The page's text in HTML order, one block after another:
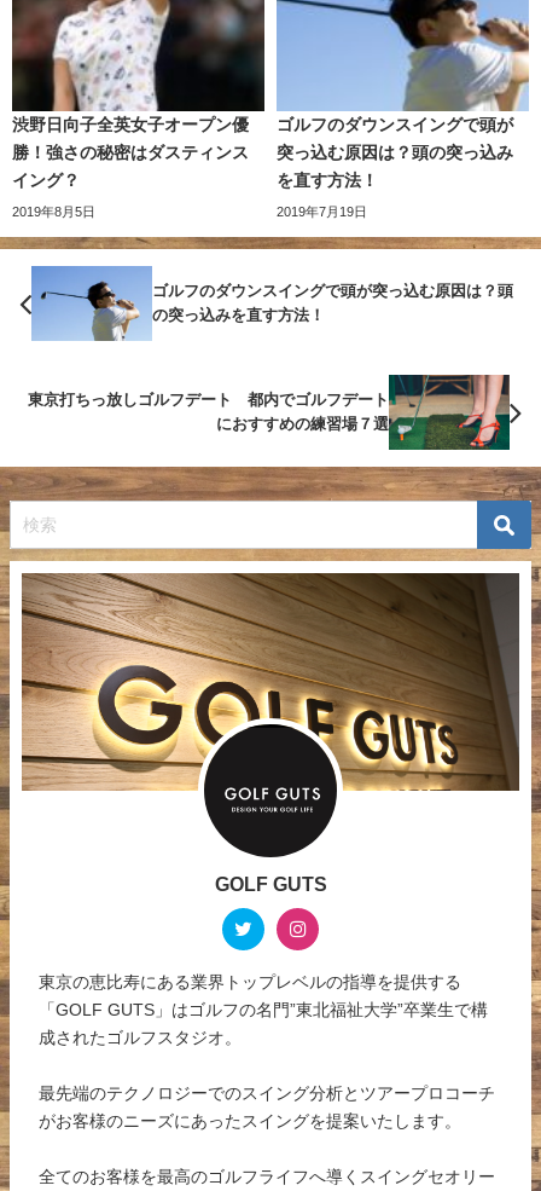
渋野日向子全英女子オープン優
勝！強さの秘密はダスティンス
イング？
2019年8月5日
ゴルフのダウンスイングで頭が
突っ込む原因は？頭の突っ込み
を直す方法！
2019年7月19日
ゴルフのダウンスイングで頭が突っ込む原因は？頭
の突っ込みを直す方法！
東京打ちっ放しゴルフデート 都内でゴルフデート
におすすめの練習場７選
GOLF GUTS
東京の恵比寿にある業界トップレベルの指導を提供する
「GOLF GUTS」はゴルフの名門”東北福祉大学”卒業生で構
成されたゴルフスタジオ。
最先端のテクノロジーでのスイング分析とツアープロコーチ
がお客様のニーズにあったスイングを提案いたします。
全てのお客様を最高のゴルフライフへ導くスイングセオリー